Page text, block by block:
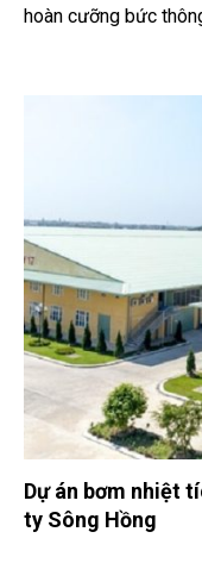
hoàn cưỡng bức
Dự án bơm nhiệt
ty Sông Hồng